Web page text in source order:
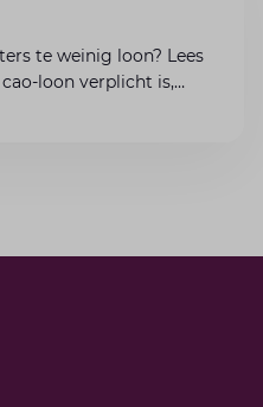
te weinig loon? Lees
loon verplicht is,